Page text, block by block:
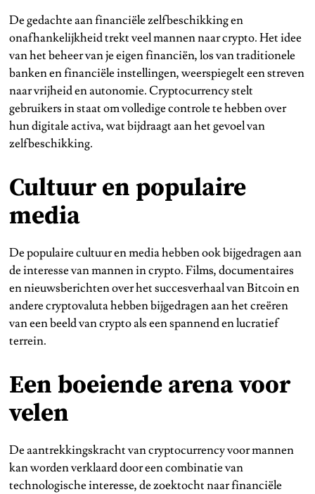
De gedachte aan financiële zelfbeschikking en
onafhankelijkheid trekt veel mannen naar crypto. Het idee
van het beheer van je eigen financiën, los van traditionele
banken en financiële instellingen, weerspiegelt een streven
naar vrijheid en autonomie. Cryptocurrency stelt
gebruikers in staat om volledige controle te hebben over
hun digitale activa, wat bijdraagt aan het gevoel van
zelfbeschikking.
Cultuur en populaire
media
De populaire cultuur en media hebben ook bijgedragen aan
de interesse van mannen in crypto. Films, documentaires
en nieuwsberichten over het succesverhaal van Bitcoin en
andere cryptovaluta hebben bijgedragen aan het creëren
van een beeld van crypto als een spannend en lucratief
terrein.
Een boeiende arena voor
velen
De aantrekkingskracht van cryptocurrency voor mannen
kan worden verklaard door een combinatie van
technologische interesse, de zoektocht naar financiële